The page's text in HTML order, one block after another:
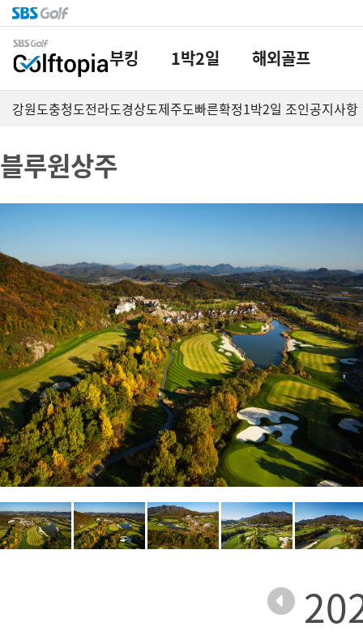
부킹 1박2일 해외골프
강원도충청도전라도경상도제주도빠른확정1박2일 조인공지사항
블루원상주